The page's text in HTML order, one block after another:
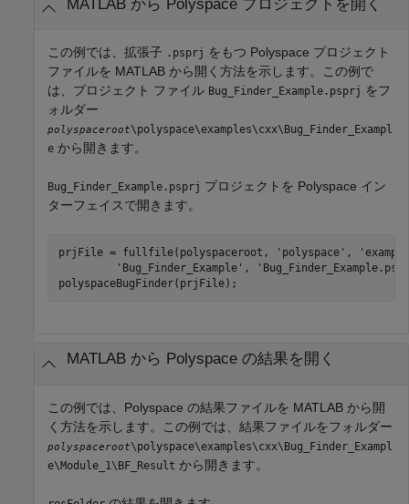
MATLABから Polyspaceプロジェクトを開く
この例では、拡張子 .psprj をもつ Polyspace プロジェクト
ファイルを MATLAB から開く方法を示します。この例で
は、プロジェクト ファイル Bug_Finder_Example.psprj をフ
ォルダー
polyspaceroot\polyspace\examples\cxx\Bug_Finder_Exampl
e から開きます。
Bug_Finder_Example.psprj プロジェクトを Polyspace イン
ターフェイスで開きます。
prjFile = fullfile(polyspaceroot, 'polyspace' ,
'Bug_Finder_Example' ,
polyspaceBugFinder(prjFile);
MATLABから Polyspaceの結果を開く
この例では、Polyspace の結果ファイルを MATLAB から開
く方法を示します。この例では、結果ファイルをフォルダー
polyspaceroot\polyspace\examples\cxx\Bug_Finder_Exampl
e\Module_1\BF_Result から開きます。